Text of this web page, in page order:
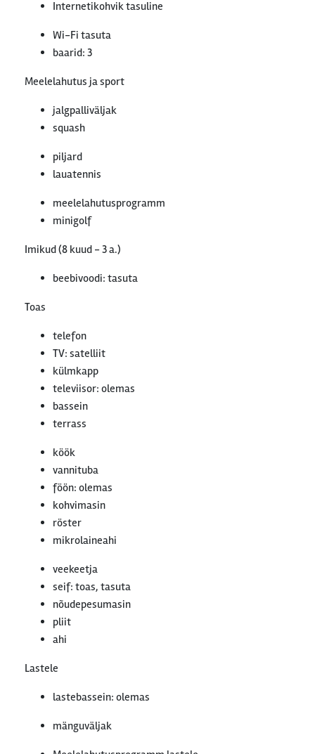
Internetikohvik tasuline
Wi-Fi tasuta
baarid: 3
Meelelahutus ja sport
jalgpalliväljak
squash
piljard
lauatennis
meelelahutusprogramm
minigolf
Imikud (8 kuud - 3 a.)
beebivoodi: tasuta
Toas
telefon
TV: satelliit
külmkapp
televiisor: olemas
bassein
terrass
köök
vannituba
föön: olemas
kohvimasin
röster
mikrolaineahi
veekeetja
seif: toas, tasuta
nõudepesumasin
pliit
ahi
Lastele
lastebassein: olemas
mänguväljak